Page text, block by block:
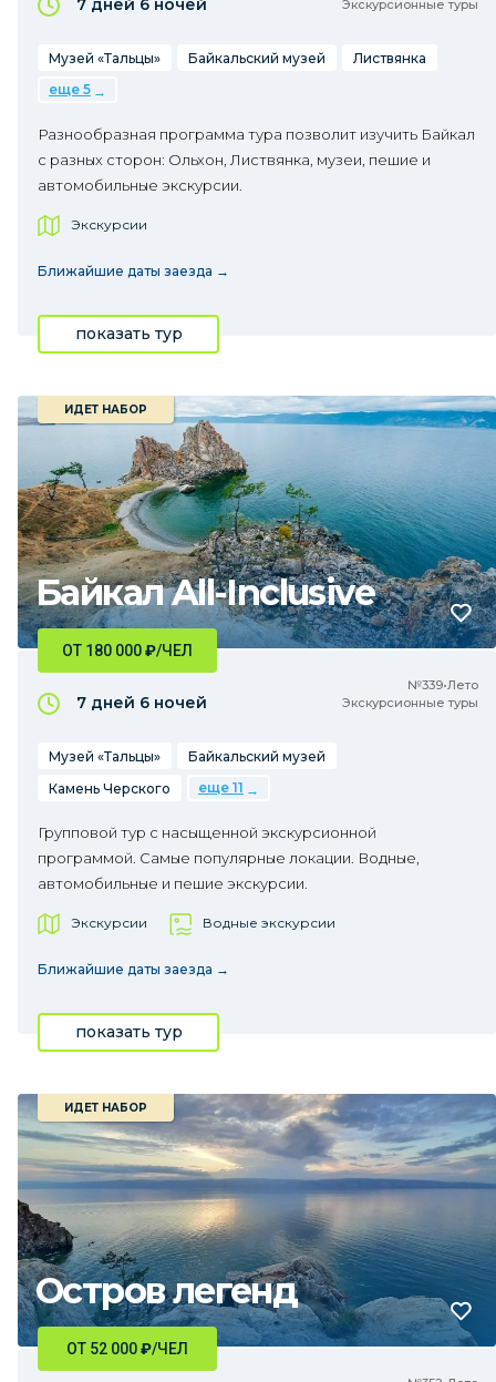
Экскурсионные туры
7 дней 6 ночей
Музей «Тальцы» Байкальский музей
Листвянка
еще 5
Разнообразная программа тура позволит изучить Байкал
с разных сторон: Ольхон, Листвянка, музеи, пешие и
автомобильные экскурсии.
Экскурсии
Ближайшие даты заезда →
показать тур
Байкал All-Inclusive
ИДЕТ НАБОР
№339•Лето
Экскурсионные туры
ОТ 180 000₽/ЧЕЛ
7 дней 6 ночей
Музей «Тальцы»
Байкальский музей
Камень Черского
еще 11
Групповой тур с насыщенной экскурсионной
программой. Самые популярные локации. Водные,
автомобильные и пешие экскурсии.
Экскурсии Водные экскурсии
Ближайшие даты заезда →
показать тур
Остров легенд
ИДЕТ НАБОР
ОТ 52 000₽/ЧЕЛ